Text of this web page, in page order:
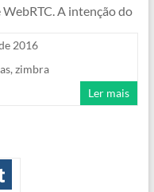
A intenção do
2016
, zimbra
Ler mais